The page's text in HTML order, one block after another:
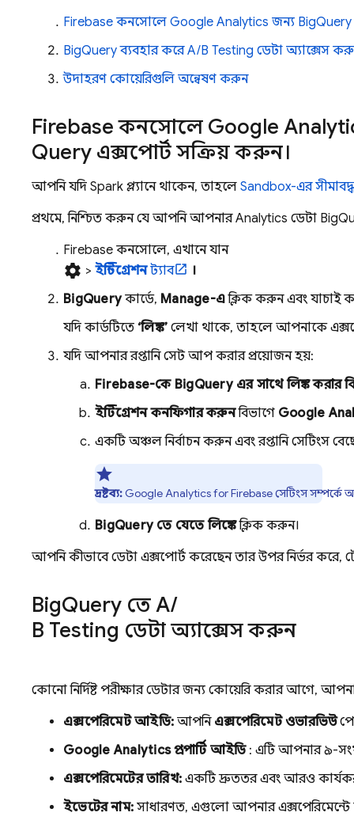
Firebase কনসোলে Google Analytics জন্য BigQuery
BigQueryব্যবহার করেA/B Testing ডেটা অ্যাক্সেস
উদাহরণ কোয়েরিগুলি অন্বেষণ করুন
Firebase কনসোলে Google
Query এক্সপোর্ট সক্রিয় করুন।
আপনি যদি Spark প্ল্যানে থাকেন, তাহলে Sandbox-এর
প্রথমে, নিশ্চিত করুন যে আপনি আপনারAnalytics ডেটা
Firebase কনসোলে, এখানে যান
settings > ইন্টিগ্রেশনট্যাব
।
BigQueryকার্ডে, Manage-এক্লিক করুন এবং যাচাই
যদি কার্ডটিতে ‘লিঙ্ক’ লেখা থাকে, তাহলে আপনাকে
যদি আপনার রপ্তানি সেট আপ করার প্রয়োজন হয়:
Firebase-কে BigQueryএর সাথে লিঙ্ক করার
ইন্টিগ্রেশন কনফিগার করুনবিভাগে Google
একটি অঞ্চল নির্বাচন করুন এবং রপ্তানি সেটিংস
দ্রষ্টব্য: Google AnalyticsforFirebaseসেটিংস
BigQueryতে যেতে লিঙ্কেক্লিক করুন।
আপনি কীভাবে ডেটা এক্সপোর্ট করেছেন তার উপর নির্ভর
BigQuery তেA/
B Testing ডেটা অ্যাক্সেস করুন
কোনো নির্দিষ্ট পরীক্ষার ডেটার জন্য কোয়েরি করার আগে,
এক্সপেরিমেন্ট আইডি: আপনি এক্সপেরিমেন্ট ওভারভিউ
Google Analyticsপ্রপার্টি আইডি: এটি আপনার ৯-
এক্সপেরিমেন্টের তারিখ: একটি দ্রুততর এবং আরও
ইভেন্টের নাম: সাধারণত, এগুলো আপনার